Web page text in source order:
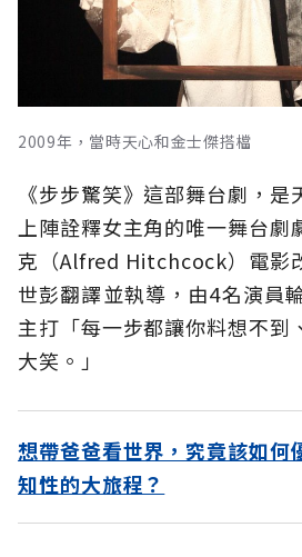
2009年，當時天心和金士傑搭檔
《步步驚笑》這部舞台劇，
上陣詮釋女主角的唯一舞台劇
克（Alfred Hitchcock）電影
世彭翻譯並執導，由4名演員
主打「每一步都讓你料想不到
大笑。」
想帶爸爸看世界，究竟該如何
知性的大旅程？